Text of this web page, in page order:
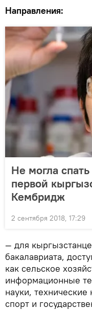
Направления:
Не могла
первой
Кембридж
2 сентября 2018, 17:29
— для
бакалавриата,
как сельское
информационные
науки, технические
спорт и